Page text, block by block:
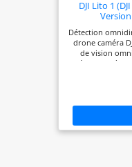
DJI Lito 1
Détection
drone caméra
de vision
détecter et à
permet aux
Prises de vue
– La fonction
suivi fluide du
d’images de
précis par le
Enregistre de